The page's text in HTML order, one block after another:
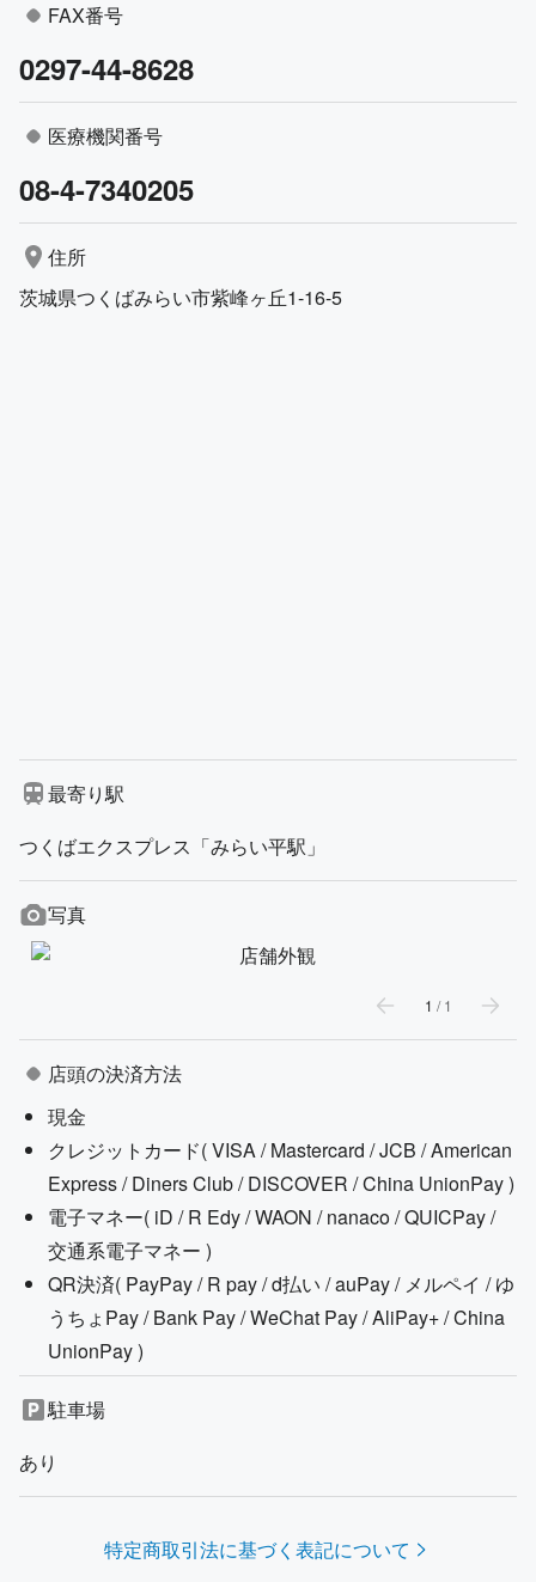
FAX番号
0297-44-8628
医療機関番号
08-4-7340205
住所
茨城県つくばみらい市紫峰ヶ丘1-16-5
最寄り駅
つくばエクスプレス「みらい平駅」
写真
1 /1
店頭の決済方法
現金
クレジットカード(VISA / Mastercard / JCB / American
Express / Diners Club / DISCOVER / China UnionPay)
電子マネー( iD / R Edy / WAON / nanaco / QUICPay /
交通系電子マネー )
QR決済( PayPay / R pay / d払い / auPay / メルペイ / ゆ
うちょPay / Bank Pay / WeChat Pay / AliPay+ / China
UnionPay)
駐車場
あり
特定商取引法に基づく表記について